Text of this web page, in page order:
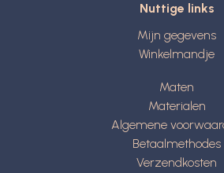
Nuttige links
Mijn gegevens
Winkelmandje
Maten
Materialen
Algemene
Betaalmethodes
Verzendkosten